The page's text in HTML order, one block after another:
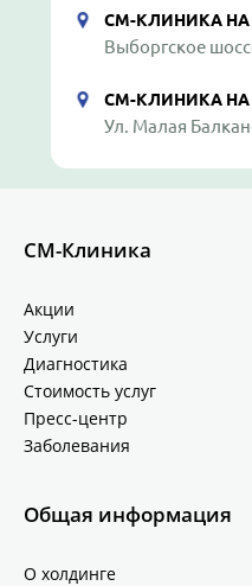
СМ-КЛИНИКА
Выборгское
СМ-КЛИНИКА НА
Ул. Малая
СМ-Клиника
Акции
Услуги
Диагностика
Стоимость услуг
Пресс-центр
Заболевания
Общая информация
О холдинге